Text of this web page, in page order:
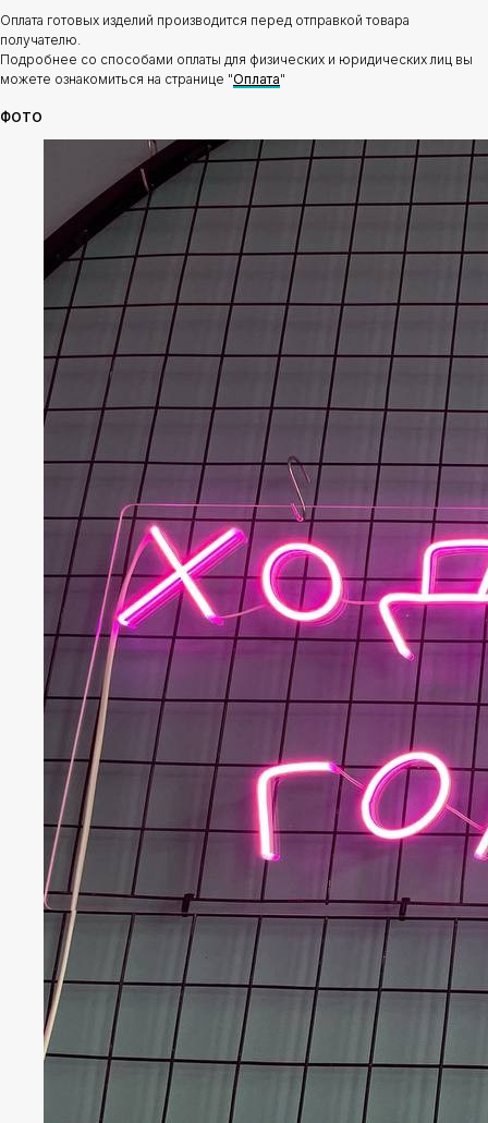
Оплата готовых изделий производится перед отправкой товара
получателю.
Подробнее со способами оплаты для физических и юридических лиц вы
можете ознакомиться на странице "Оплата"
ФОТО